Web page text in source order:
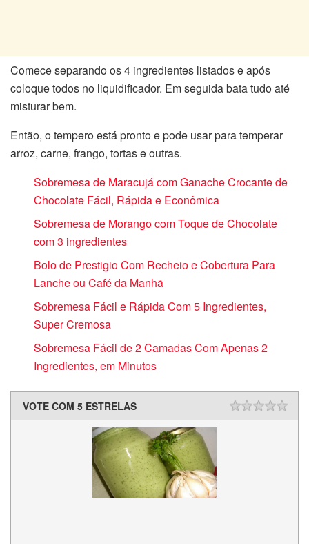
Comece separando os 4 ingredientes listados e após
coloque todos no liquidificador. Em seguida bata tudo até
misturar bem.
Então, o tempero está pronto e pode usar para temperar
arroz, carne, frango, tortas e outras.
Sobremesa de Maracujá com Ganache Crocante de
Chocolate Fácil, Rápida e Econômica
Sobremesa de Morango com Toque de Chocolate
com 3 ingredientes
Bolo de Prestigio Com Recheio e Cobertura Para
Lanche ou Café da Manhã
Sobremesa Fácil e Rápida Com 5 Ingredientes,
Super Cremosa
Sobremesa Fácil de 2 Camadas Com Apenas 2
Ingredientes, em Minutos
VOTE COM 5 ESTRELAS